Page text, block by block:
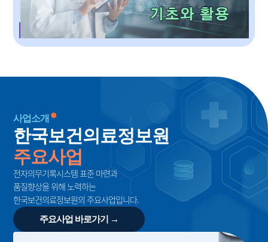
사업소개
한국보건의료정보원
주요사업
전자의무기록시스템 표준 마련과
품질향상을 위해 노력하는
한국보건의료정보원의 주요사업입니다.
주요사업 바로가기 →